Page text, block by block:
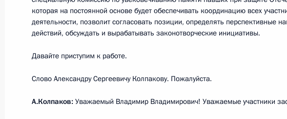
28 ноября 2018 года, 16:00 Москва
27 ноября 2018 года, вторник
Заседание Совета по науке и образованию
которая на постоянной основе будет обеспечивать координацию всех
деятельности, позволит согласовать позиции, определять перспективные
действий, обсуждать и вырабатывать законотворческие инициативы.
Давайте приступим к работе.
Слово Александру Сергеевичу Колпакову. Пожалуйста.
А.Колпаков: Уважаемый Владимир Владимирович! Уважаемые участники